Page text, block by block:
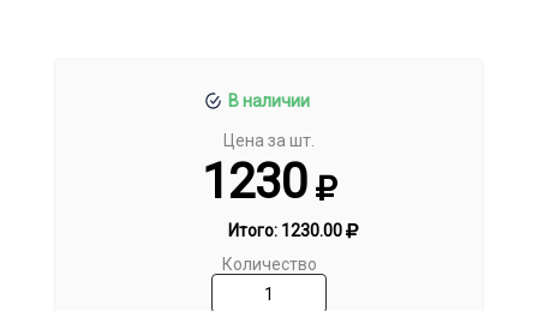
В наличии
Цена за шт.
1230
Итого: 1230.00
Количество